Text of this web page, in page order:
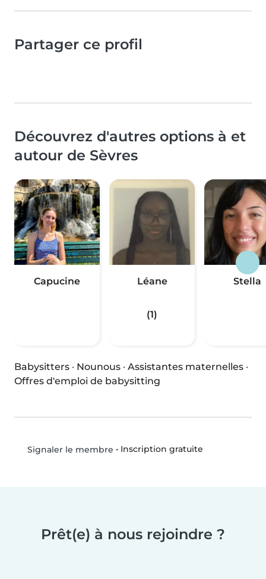
Partager ce profil
Découvrez d'autres options à et
autour de Sèvres
Capucine Léane
(1)
Stella
Babysitters · Nounous · Assistantes maternelles ·
Offres d'emploi de babysitting
Signaler le membre • Inscription gratuite
Prêt(e) à nous rejoindre ?